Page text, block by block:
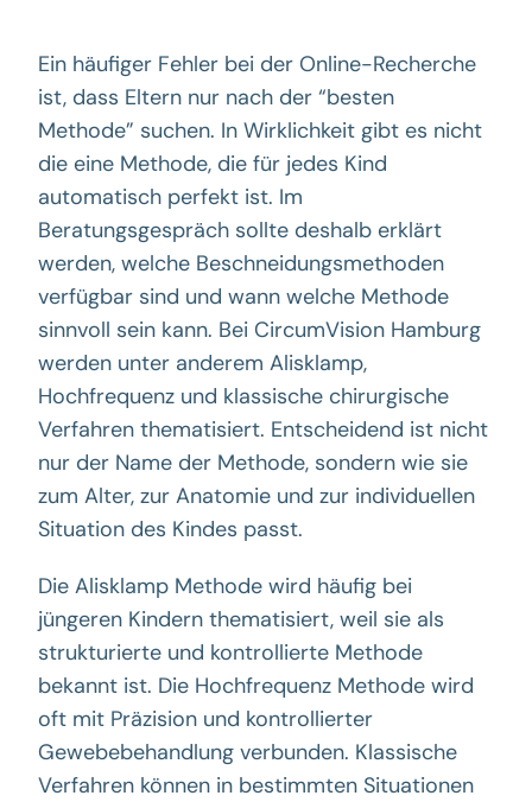
Ein häufiger Fehler bei der Online-Recherche
ist, dass Eltern nur nach der “besten
Methode” suchen. In Wirklichkeit gibt es nicht
die eine Methode, die für jedes Kind
automatisch perfekt ist. Im
Beratungsgespräch sollte deshalb erklärt
werden, welche Beschneidungsmethoden
verfügbar sind und wann welche Methode
sinnvoll sein kann. Bei CircumVision Hamburg
werden unter anderem Alisklamp,
Hochfrequenz und klassische chirurgische
Verfahren thematisiert. Entscheidend ist nicht
nur der Name der Methode, sondern wie sie
zum Alter, zur Anatomie und zur individuellen
Situation des Kindes passt.
Die Alisklamp Methode wird häufig bei
jüngeren Kindern thematisiert, weil sie als
strukturierte und kontrollierte Methode
bekannt ist. Die Hochfrequenz Methode wird
oft mit Präzision und kontrollierter
Gewebebehandlung verbunden. Klassische
Verfahren können in bestimmten Situationen